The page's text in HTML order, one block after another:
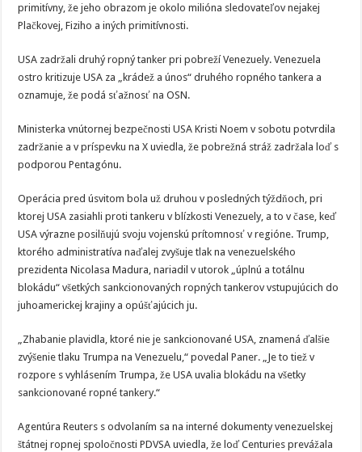
primitívny, že jeho obrazom je okolo milióna sledovateľov nejakej
Plačkovej, Fiziho a iných primitívnosti.
USA zadržali druhý ropný tanker pri pobreží Venezuely. Venezuela
ostro kritizuje USA za „krádež a únos“ druhého ropného tankera a
oznamuje, že podá sťažnosť na OSN.
Ministerka vnútornej bezpečnosti USA Kristi Noem v sobotu potvrdila
zadržanie a v príspevku na X uviedla, že pobrežná stráž zadržala loď s
podporou Pentagónu.
Operácia pred úsvitom bola už druhou v posledných týždňoch, pri
ktorej USA zasiahli proti tankeru v blízkosti Venezuely, a to v čase, keď
USA výrazne posilňujú svoju vojenskú prítomnosť v regióne. Trump,
ktorého administratíva naďalej zvyšuje tlak na venezuelského
prezidenta Nicolasa Madura, nariadil v utorok „úplnú a totálnu
blokádu“ všetkých sankcionovaných ropných tankerov vstupujúcich do
juhoamerickej krajiny a opúšťajúcich ju.
„Zhabanie plavidla, ktoré nie je sankcionované USA, znamená ďalšie
zvýšenie tlaku Trumpa na Venezuelu,“ povedal Paner. „Je to tiež v
rozpore s vyhlásením Trumpa, že USA uvalia blokádu na všetky
sankcionované ropné tankery.“
Agentúra Reuters s odvolaním sa na interné dokumenty venezuelskej
štátnej ropnej spoločnosti PDVSA uviedla, že loď Centuries prevážala